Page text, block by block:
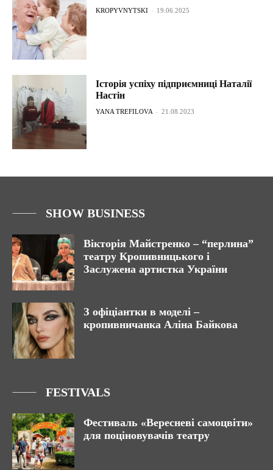
KROPYVNYTSKI - 19.06.2025
Історія успіху підприємниці Наталії
Настін
YANA TREFILOVA - 21.08.2023
SHOW BUSINESS
Вікторія Майстренко – “перлина”
театру Кропивницького і
Заслужена артистка України
З офіціантки в моделі –
кропивничанка Аліна Байкова
FESTIVALS
Фестиваль «Вересневі самоцвіти»
для поціновувачів театру